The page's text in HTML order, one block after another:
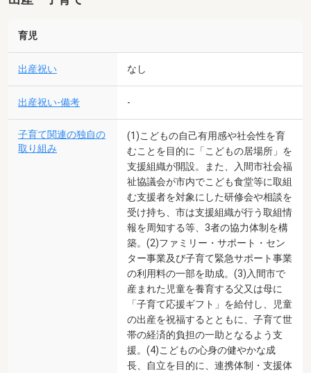
育児
出産祝い なし
出産祝い-備考 -
子育て関連の独自の
取り組み
(1)こどもの自己有用感や社会性を育
むことを目的に「こどもの居場所」を
支援組織が開設。また、入間市社会福
祉協議会が市内でこども食堂等に取組
む支援者を対象にした研修会や相談を
受け持ち、市は支援組織が行う取組情
報を周知する等、3者の協力体制を構
築。(2)ファミリー・サポート・セン
ター事業及び子育て緊急サポート事業
の利用料の一部を助成。(3)入間市で
産まれた児童を養育する父又は母に
「子育て応援ギフト」を給付し、児童
の出産を祝福するとともに、子育て世
帯の経済的負担の一助となるよう支
援。(4)こどもの心身の健やかな成
長、自立を目的に、連携体制・支援体